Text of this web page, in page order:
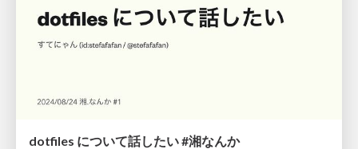
dotfiles について話したい #湘なんか